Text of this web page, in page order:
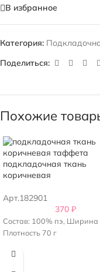
В избранное
Категория:
Поделиться:
Похожие
подкладочная ткань
коричневая
Арт.182901
370 ₽
Состав: 100% пэ, Ширина
Плотность 70 г